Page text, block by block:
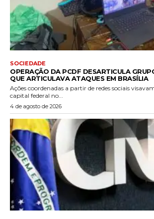
SOCIEDADE
OPERAÇÃO DA PCDF DESARTICULA
QUE ARTICULAVA ATAQUES EM BRASÍLIA
Ações coordenadas a partir de redes sociais
capital federal no...
4 de agosto de 2026